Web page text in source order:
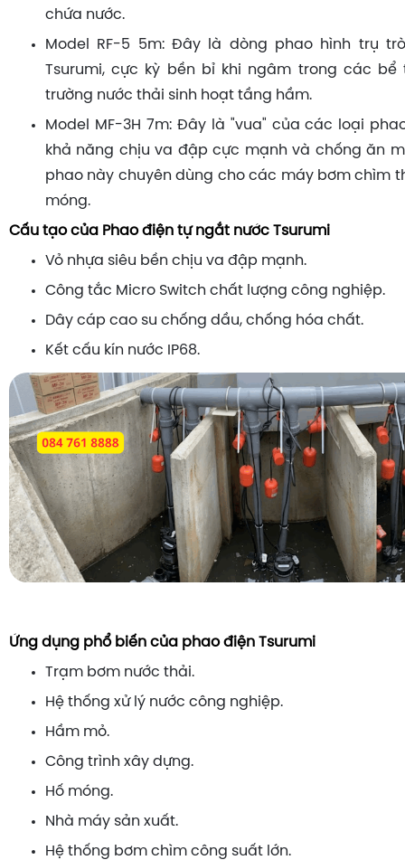
chứa nước.
Model RF-5 5m: Đây là dòng phao hình trụ
Tsurumi, cực kỳ bền bỉ khi ngâm trong các bể
trường nước thải sinh hoạt tầng hầm.
Model MF-3H 7m: Đây là "vua" của các loại
khả năng chịu va đập cực mạnh và chống ăn
phao này chuyên dùng cho các máy bơm chìm
móng.
Cấu tạo của Phao điện tự ngắt nước Tsurumi
Vỏ nhựa siêu bền chịu va đập mạnh.
Công tắc Micro Switch chất lượng công nghiệp.
Dây cáp cao su chống dầu, chống hóa chất.
Kết cấu kín nước IP68.
Ứng dụng phổ biến của phao điện Tsurumi
Trạm bơm nước thải.
Hệ thống xử lý nước công nghiệp.
Hầm mỏ.
Công trình xây dựng.
Hố móng.
Nhà máy sản xuất.
Hệ thống bơm chìm công suất lớn.